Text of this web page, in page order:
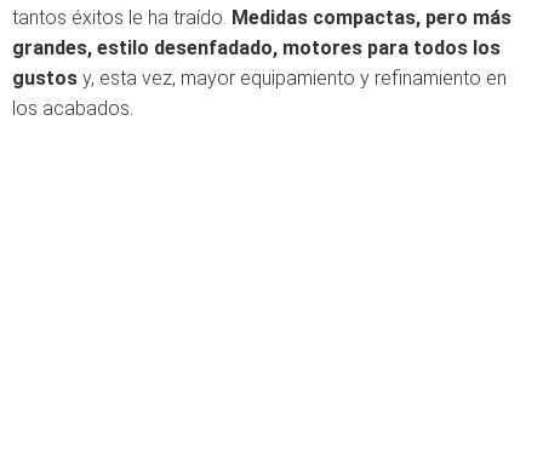
tantos éxitos le ha traído. Medidas compactas, pero más
grandes, estilo desenfadado, motores para todos los
gustos y, esta vez, mayor equipamiento y refinamiento en
los acabados.